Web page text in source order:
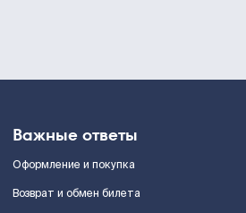
Важные ответы
Оформление и покупка
Возврат и обмен билета